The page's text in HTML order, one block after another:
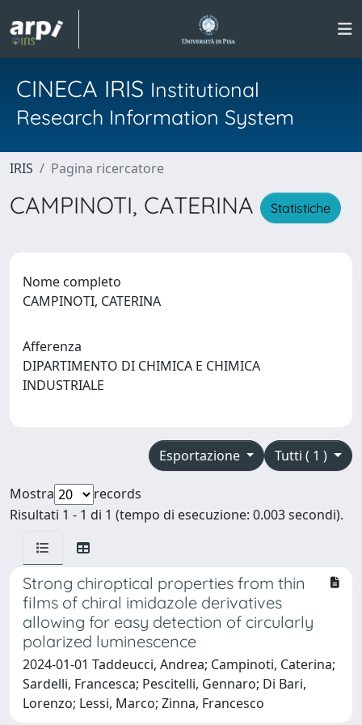
CINECA IRIS Institutional
Research Information System
IRIS Pagina ricercatore
CAMPINOTI, CATERINA Statistiche
Nome completo
CAMPINOTI, CATERINA
Afferenza
DIPARTIMENTO DI CHIMICA E CHIMICA
INDUSTRIALE
Tutti ( 1 )
Esportazione
Mostra
records
Risultati 1 - 1 di 1 (tempo di esecuzione: 0.003 secondi).
Strong chiroptical properties from thin
films of chiral imidazole derivatives
allowing for easy detection of circularly
polarized luminescence
2024-01-01 Taddeucci, Andrea; Campinoti, Caterina;
Sardelli, Francesca; Pescitelli, Gennaro; Di Bari,
Lorenzo; Lessi, Marco; Zinna, Francesco